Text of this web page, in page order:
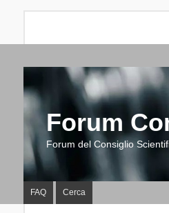
Forum
Forum del Consiglio
FAQ Cerca